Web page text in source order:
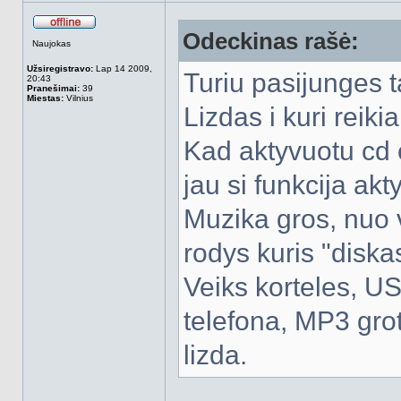
Naujokas
Užsiregistravo: Lap 14 2009,
20:43
Pranešimai: 39
Miestas: Vilnius
Odeckinas rašė:
Turiu pasijunges
Lizdas i kuri
Kad aktyvuotu
jau si funkcija
Muzika gros, nuo
rodys kuris
Veiks korteles,
telefona, MP3
lizda.